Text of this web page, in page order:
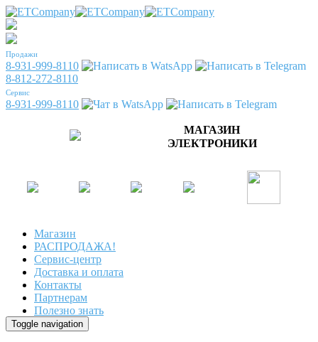
Продажи
8-931-999-8110
8-812-272-8110
Сервис
8-931-999-8110
МАГАЗИН
ЭЛЕКТРОНИКИ
Магазин
РАСПРОДАЖА!
Сервис-центр
Доставка и оплата
Контакты
Партнерам
Полезно знать
Toggle navigation